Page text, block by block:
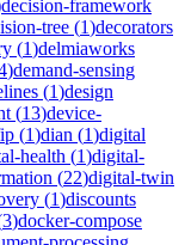
decision-framework
tree (1)decorators
(1)delmiaworks
)demand-sensing
(1)design
(13)device-
(1)dian (1)digital
health (1)digital-
(22)digital-twin
(1)discounts
3)docker-compose